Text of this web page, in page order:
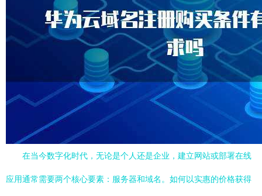
在当今数字化时代，无论是个人还是企业，建立网站或部署在线
应用通常需要两个核心要素：服务器和域名。如何以实惠的价格获得